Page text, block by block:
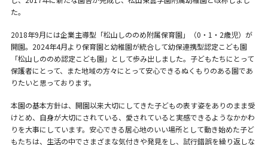
た。
2018年9月には企業主導型「松山しののめ附属保育園」（0・1・2歳児）が
開園。2024年4月より保育園と幼稚園が統合して幼保連携型認定こども園
「松山しののめ認定こども園」として歩み出しました。子どもたちにとって
保護者にとって、また地域の方々にとって安心できるぬくもりのある園であ
りたいと思っております。
本園の基本方針は、開園以来大切にしてきた子どもの表す姿をありのまま受
けとめ、自身が大切にされている、愛されていると実感できるようなかかわ
りを大事にしています。安心できる居心地のいい場所として動き始めた子ど
もたちは、生活の中でさまざまな気付きや発見をし、試行錯誤を繰り返しな